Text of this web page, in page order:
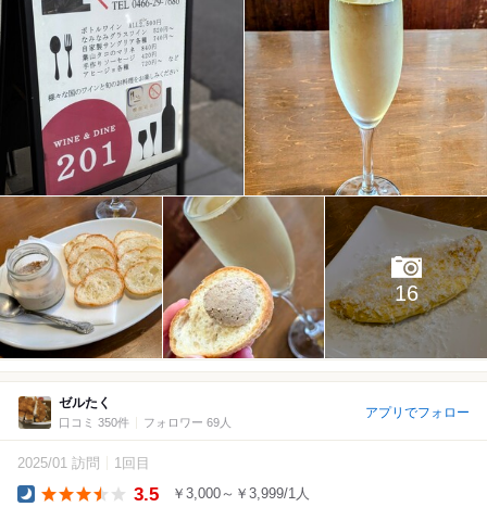
16
ゼルたく
口コミ 350件 フォロワー 69人
アプリでフォロー
2025/01 訪問 1回目
3.5 ￥3,000～￥3,999/1人